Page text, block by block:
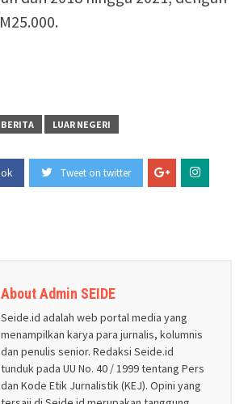
BERITA LUAR NEGERI
Tweet on twitter
About Admin SEIDE
Seide.id adalah web portal media yang
menampilkan karya para jurnalis, kolumnis
dan penulis senior. Redaksi Seide.id
tunduk pada UU No. 40 / 1999 tentang Pers
dan Kode Etik Jurnalistik (KEJ). Opini yang